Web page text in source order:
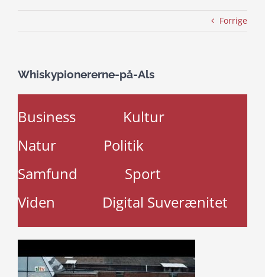
Forrige
Whiskypionererne-på-Als
Business
Kultur
Natur
Politik
Samfund
Sport
Viden
Digital Suverænitet